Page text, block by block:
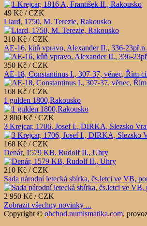
49 Kč / CZK
Liard, 1750, M. Terezie, Rakousko
210 Kč / CZK
AE-16, kůň vpravo, Alexander II., 336-
350 Kč / CZK
AE-18, Constantinus I., 307-37, věnec, Řím-
168 Kč / CZK
1 gulden 1800,Rakousko
2 800 Kč / CZK
3 Krejcar, 1706, Josef I., DIRKA, Slezsko
168 Kč / CZK
Denár, 1579 KB, Rudolf II., Uhry
210 Kč / CZK
Sada národní letecká sbírka, čs.letci ve VB,
2 950 Kč / CZK
Zobrazit všechny novinky ...
Copyright © obchod.numismatika.com,